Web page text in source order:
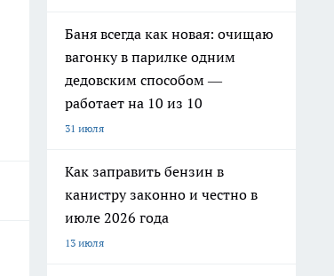
Баня всегда как новая: очищаю
вагонку в парилке одним
дедовским способом —
работает на 10 из 10
31 июля
Как заправить бензин в
канистру законно и честно в
июле 2026 года
13 июля